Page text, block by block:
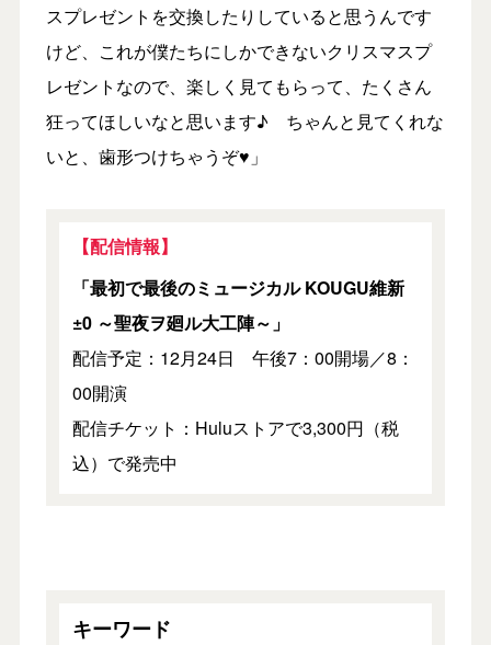
スプレゼントを交換したりしていると思うんです
けど、これが僕たちにしかできないクリスマスプ
レゼントなので、楽しく見てもらって、たくさん
狂ってほしいなと思います♪ ちゃんと見てくれな
いと、歯形つけちゃうぞ♥」
【配信情報】
「最初で最後のミュージカル KOUGU維新
±0 ～聖夜ヲ廻ル大工陣～」
配信予定：12月24日 午後7：00開場／8：
00開演
配信チケット：Huluストアで3,300円（税
込）で発売中
キーワード